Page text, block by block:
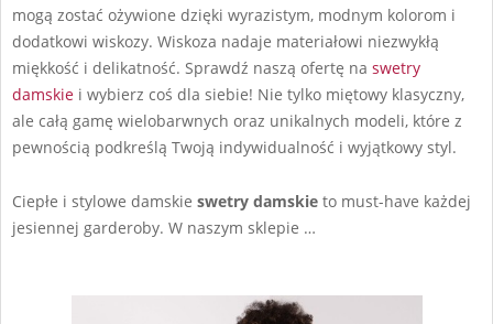
mogą zostać ożywione dzięki wyrazistym, modnym kolorom i
dodatkowi wiskozy. Wiskoza nadaje materiałowi niezwykłą
miękkość i delikatność. Sprawdź naszą ofertę na swetry
damskie i wybierz coś dla siebie! Nie tylko miętowy klasyczny,
ale całą gamę wielobarwnych oraz unikalnych modeli, które z
pewnością podkreślą Twoją indywidualność i wyjątkowy styl.
Ciepłe i stylowe damskie swetry damskie to must-have każdej
jesiennej garderoby. W naszym sklepie …